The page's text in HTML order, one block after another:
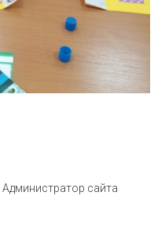
Администратор сайта